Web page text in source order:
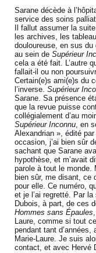
Sarane décède à
service des soins
Il fallut assumer la
les archives, les
douloureuse, en sus du
au sein deSupérieur
cela a été fait. L’autre
fallait-il ou non
Certain(e)s ami(e)s du
l’inverse.Supérieur
Sarane. Sa présence
que la revue puisse
collégialement d’au
Supérieur Inconnu, en
Alexandrian », édité
occasion, j’ai bien sûr
sachant que Sarane
hypothèse, et m’avait
parole à tout le monde.
bien sûr, me disant, ce
pour elle. Ce numéro,
et je l’ai regretté. Par
Dubois, à part, de ces
Hommes sans Épaules
Laure, comme si tout
pendant tant
Marie-Laure. Je suis
contact, et avec Hervé